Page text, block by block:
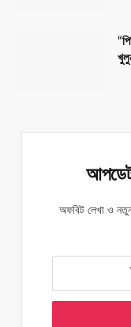
আপডেট
অফবিট লেখা ও